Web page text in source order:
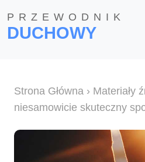
PRZEWODNIK
DUCHOWY
Strona Główna › Materiały
niesamowicie skuteczny